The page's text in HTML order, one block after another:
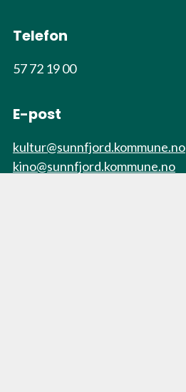
Telefon
57 72 19 00
E-post
kultur@sunnfjord.kommune.no
kino@sunnfjord.kommune.no